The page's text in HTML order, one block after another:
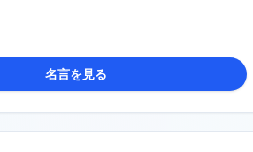
名言を見る